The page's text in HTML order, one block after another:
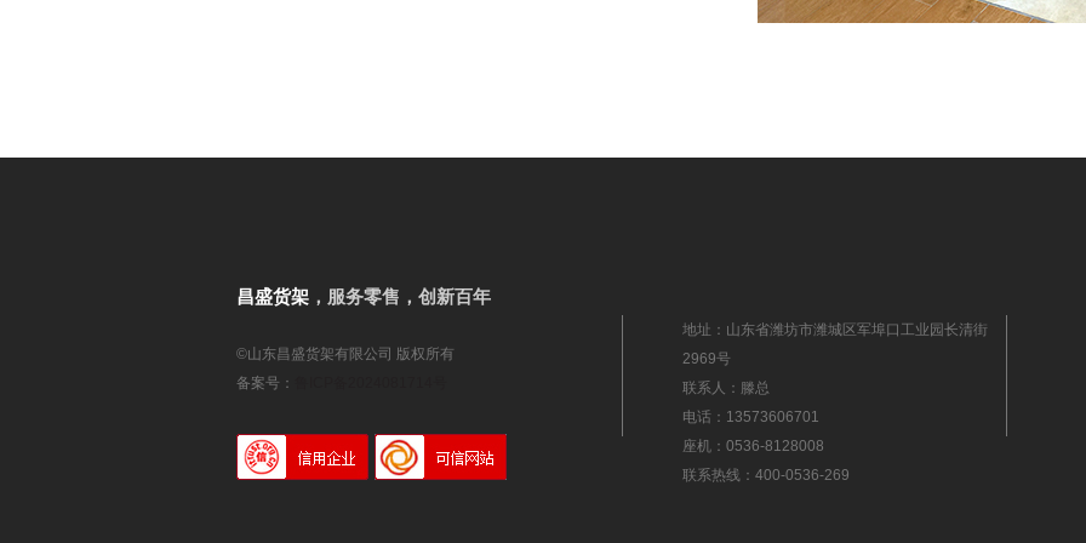
昌盛货架，服务零售，创新百年
©山东昌盛货架有限公司 版权所有
备案号：
地址：山东省潍坊市潍城区军埠口工业园长清街
2969号
联系人：滕总
电话：13573606701
座机：0536-8128008
联系热线：400-0536-269